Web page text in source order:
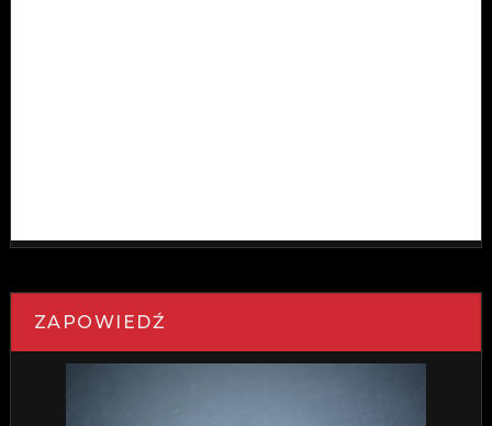
ZAPOWIEDŹ